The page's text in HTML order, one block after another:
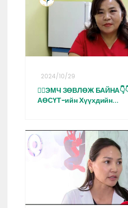
2024/10/29
👩‍⚕️ЭМЧ ЗӨВЛӨЖ
АӨСҮТ-ийн Хүүхдийн...